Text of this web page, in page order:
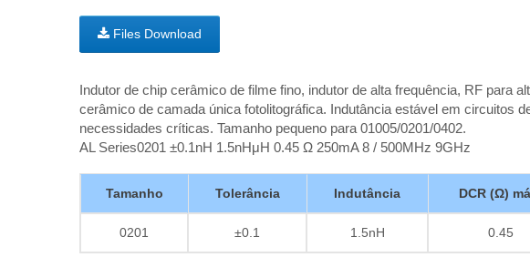
Files Download
Indutor de chip cerâmico de filme fino, indutor de alta frequência, RF para
cerâmico de camada única fotolitográfica. Indutância estável em circuitos
necessidades críticas. Tamanho pequeno para 01005/0201/0402.
AL Series0201 ±0.1nH 1.5nHμH 0.45 Ω 250mA 8 / 500MHz 9GHz
Tamanho Tolerância Indutância DCR (Ω)
0201 ±0.1 1.5nH 0.45